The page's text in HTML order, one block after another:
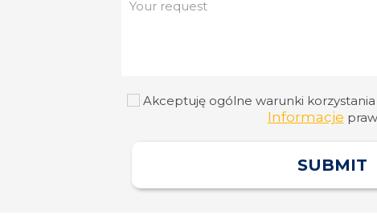
Akceptuję ogólne warunki
Informacje
SUBMIT